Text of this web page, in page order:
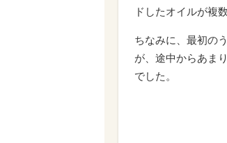
ドしたオイルが複
ちなみに、最初の
が、途中からあま
でした。